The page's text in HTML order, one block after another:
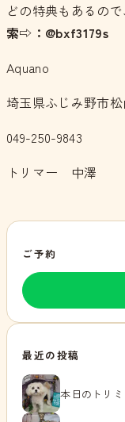
どの特典もあるの
索⇨：@bxf3179s
Aquano
埼玉県ふじみ野市
049-250-9843
トリマー 中澤
ご予約
最近の投稿
本日のトリミ